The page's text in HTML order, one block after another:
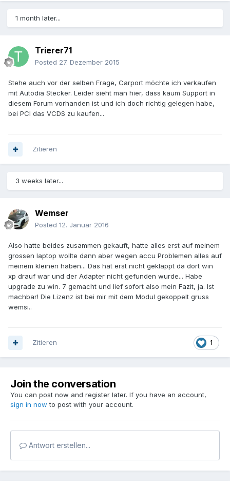
1 month later...
Trierer71
Posted 27. Dezember 2015
Stehe auch vor der selben Frage, Carport möchte ich verkaufen
mit Autodia Stecker. Leider sieht man hier, dass kaum Support in
diesem Forum vorhanden ist und ich doch richtig gelegen habe,
bei PCI das VCDS zu kaufen...
Zitieren
3 weeks later...
Wemser
Posted 12. Januar 2016
Also hatte beides zusammen gekauft, hatte alles erst auf meinem
grossen laptop wollte dann aber wegen accu Problemen alles auf
meinem kleinen haben... Das hat erst nicht geklappt da dort win
xp drauf war und der Adapter nicht gefunden wurde... Habe
upgrade zu win. 7 gemacht und lief sofort also mein Fazit, ja. Ist
machbar! Die Lizenz ist bei mir mit dem Modul gekoppelt gruss
wemsi..
1
Zitieren
Join the conversation
You can post now and register later. If you have an account,
sign in now to post with your account.
Antwort erstellen...